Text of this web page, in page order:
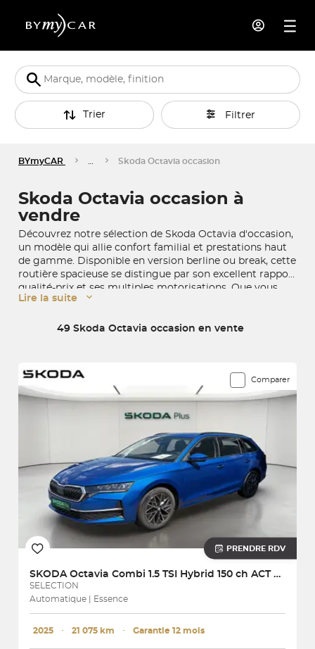
Trier Filtrer
BYmyCAR Skoda Octavia occasion
Skoda Octavia occasion à
vendre
Découvrez notre sélection de Skoda Octavia d'occasion,
un modèle qui allie confort familial et prestations haut
de gamme. Disponible en version berline ou break, cette
routière spacieuse se distingue par son excellent rapport
qualité-prix et ses multiples motorisations. Que vous
recherchiez une Octavia diesel économique, une version
qui vous correspond parmi notre large choix de
Lire la suite
49 Skoda Octavia occasion en vente
Comparer
PRENDRE RDV
SKODA Octavia Combi 1.5 TSI Hybrid 150 ch ACT DSG7
SELECTION
Automatique | Essence
2025 ･ 21 075 km ･ Garantie 12 mois